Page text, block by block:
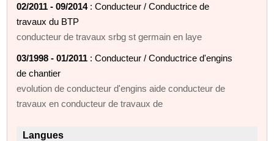
02/2011 - 09/2014: Conducteur / Conductrice de
travaux du BTP
conducteur de travaux srbg st germain en laye
03/1998 - 01/2011 : Conducteur / Conductrice d'engins
de chantier
evolution de conducteur d'engins aide conducteur de
travaux en conducteur de travaux de
Langues